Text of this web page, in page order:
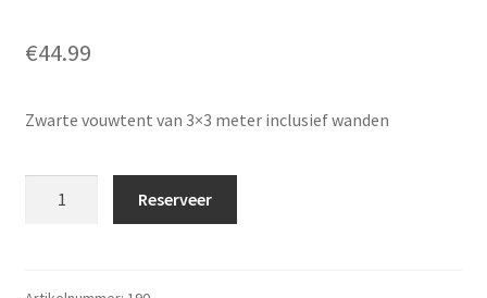
€44.99
Zwarte vouwtent van 3×3 meter inclusief wanden
Reserveer